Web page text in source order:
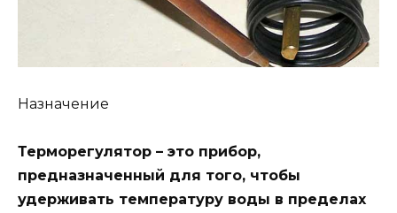
Назначение
Терморегулятор – это прибор,
предназначенный для того, чтобы
удерживать температуру воды в пределах